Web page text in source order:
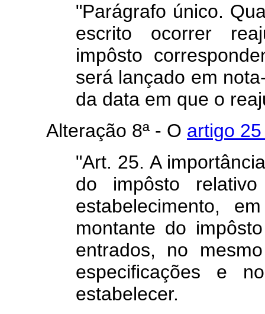
"Parágrafo único.
escrito ocorrer
impôsto
será lançado em
da data em que o
Alteração 8ª - O artigo
"Art. 25. A
do impôsto
estabelecimento,
montante do
entrados, no
especificações e
estabelecer.